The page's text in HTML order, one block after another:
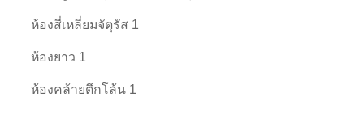
ห้องสี่เหลี่ยมจัตุรัส 1
ห้องยาว 1
ห้องคล้ายตึกโล้น 1